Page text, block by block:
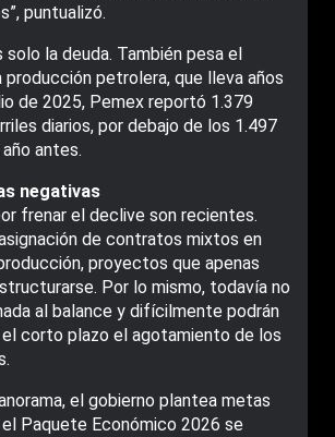
puntualizó.
solo la deuda. También pesa el
petrolera, que lleva años
de 2025, Pemex reportó 1.379
diarios, por debajo de los 1.497
antes.
negativas
frenar el declive son recientes.
de contratos mixtos en
proyectos que apenas
Por lo mismo, todavía no
al balance y difícilmente podrán
corto plazo el agotamiento de los
el gobierno plantea metas
Paquete Económico 2026 se